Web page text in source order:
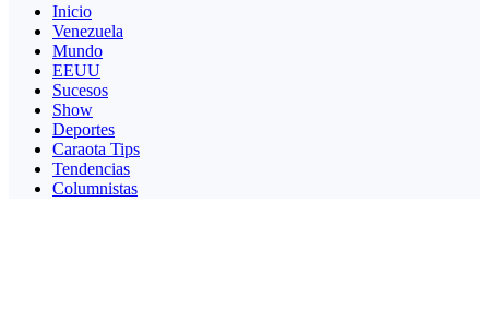
Inicio
Venezuela
Mundo
EEUU
Sucesos
Show
Deportes
Caraota Tips
Tendencias
Columnistas